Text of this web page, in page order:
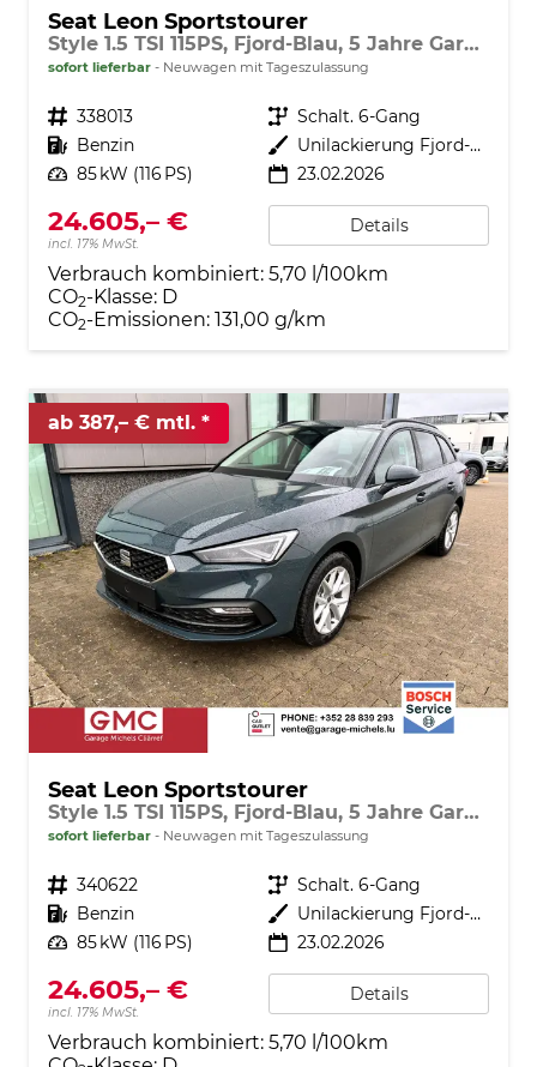
Seat Leon Sportstourer
Style 1.5 TSI 115PS, Fjord-Blau, 5 Jahre Garantie, 16" ALU, MATRIX-LED, Privacy-Glas, Winter-Paket, 3-Zonen-Climatronic, ParkAssist, Parksensoren v/h, Rückfahrkamera, Radio 10,4" + Full-Link, Tempomat, M-Lederlenkrad, variabler Ladeboden
sofort lieferbar Neuwagen mit Tageszulassung
Fahrzeugnr. 338013 Getriebe Schalt. 6-Gang
Kraftstoff Benzin Außenfarbe
Unilackierung Fjord-Blau (Vermerk: hohe Lackempfindlichkeit!)
Leistung 85 kW (116 PS) 23.02.2026
24.605,– €
incl. 17% MwSt.
Details
Verbrauch kombiniert: 5,70 l/100km
CO2-Klasse: D
CO2-Emissionen: 131,00 g/km
ab 387,– € mtl.
Seat Leon Sportstourer
Style 1.5 TSI 115PS, Fjord-Blau, 5 Jahre Garantie, 16" ALU, MATRIX-LED, Privacy-Glas, Winter-Paket, 3-Zonen-Climatronic, ParkAssist, Parksensoren v/h, Rückfahrkamera, Radio 10,4" + Full-Link, Tempomat, M-Lederlenkrad, variabler Ladeboden
sofort lieferbar Neuwagen mit Tageszulassung
Fahrzeugnr. 340622 Getriebe Schalt. 6-Gang
Kraftstoff Benzin Außenfarbe
Unilackierung Fjord-Blau (Vermerk: hohe Lackempfindlichkeit!)
Leistung 85 kW (116 PS) 23.02.2026
24.605,– €
incl. 17% MwSt.
Details
Verbrauch kombiniert: 5,70 l/100km